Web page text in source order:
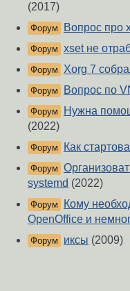
(2017)
Форум Вопрос про
Форум xset не
Форум Xorg 7
Форум Вопрос по
Форум
Нужна
(2022)
Форум Как
Форум
systemd (2022)
Форум
Кому
OpenOffice и
Форум иксы (2009)